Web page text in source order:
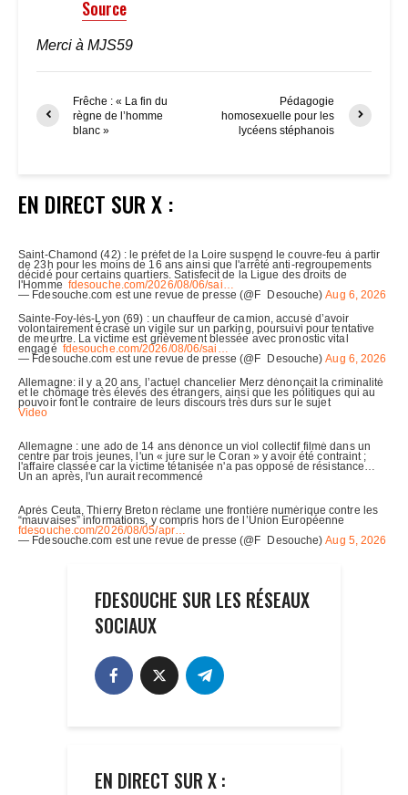
Source
Merci à MJS59
Frêche : « La fin du
règne de l’homme
blanc »
Pédagogie
homosexuelle pour les
lycéens stéphanois
EN DIRECT SUR X :
FDESOUCHE SUR LES RÉSEAUX
SOCIAUX
EN DIRECT SUR X :